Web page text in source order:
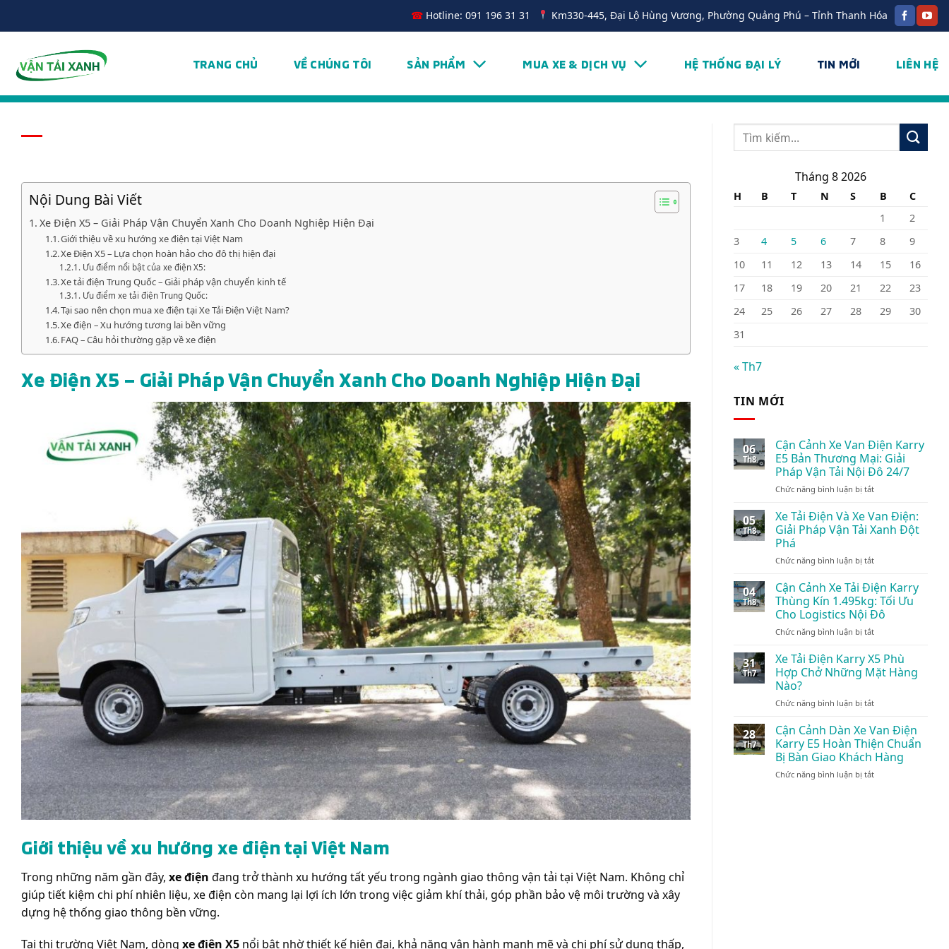
dung
☎Hotline: 091 196 31 31 Km330-445, Đại Lộ Hùng Vương, Phường Quảng Phú – Tỉnh Thanh Hóa
TRANG CHỦ VỀ CHÚNG TÔI SẢN PHẨM MUA XE & DỊCH VỤ HỆ THỐNG ĐẠI LÝ TIN MỚI LIÊN HỆ
Nội Dung Bài Viết
Xe Điện X5 – Giải Pháp Vận Chuyển Xanh Cho Doanh Nghiệp Hiện Đại
Giới thiệu về xu hướng xe điện tại Việt Nam
Xe Điện X5 – Lựa chọn hoàn hảo cho đô thị hiện đại
Ưu điểm nổi bật của xe điện X5:
Xe tải điện Trung Quốc – Giải pháp vận chuyển kinh tế
Ưu điểm xe tải điện Trung Quốc:
Tại sao nên chọn mua xe điện tại Xe Tải Điện Việt Nam?
Xe điện – Xu hướng tương lai bền vững
FAQ – Câu hỏi thường gặp về xe điện
Xe Điện X5 – Giải Pháp Vận Chuyển Xanh Cho Doanh Nghiệp Hiện Đại
Giới thiệu về xu hướng xe điện tại Việt Nam
Trong những năm gần đây, xe điện đang trở thành xu hướng tất yếu trong ngành giao thông vận tải tại Việt Nam. Không chỉ
giúp tiết kiệm chi phí nhiên liệu, xe điện còn mang lại lợi ích lớn trong việc giảm khí thải, góp phần bảo vệ môi trường và xây
dựng hệ thống giao thông bền vững.
Tại thị trường Việt Nam, dòng xe điện X5 nổi bật nhờ thiết kế hiện đại, khả năng vận hành mạnh mẽ và chi phí sử dụng thấp,
Tháng 8 2026
H B T N S B
C
1
2
3
4 5 6 7 8
9
10
11 12 13 14 15
16
17
18 19 20 21 22
23
24
25 26 27 28 29
30
31
« Th7
TIN MỚI
06
Th8
Cận Cảnh Xe Van Điện Karry
E5 Bản Thương Mại: Giải
Pháp Vận Tải Nội Đô 24/7
Chức năng bình luận bị tắtở
Cảnh
Xe
Van
Karry
Bản
Thương
Mại:
Giải
Pháp
Tải
Nội
Đô
05
Th8
Xe Tải Điện Và Xe Van Điện:
Giải Pháp Vận Tải Xanh Đột
Phá
Chức năng bình luận bị tắtở
Tải
Điện
Và
Xe
Van
Giải
Pháp
Vận
Xanh
Phá
04
Th8
Cận Cảnh Xe Tải Điện Karry
Thùng Kín 1.495kg: Tối Ưu
Cho Logistics Nội Đô
Chức năng bình luận bị tắtở
Cảnh
Xe
Tải
Karry
Kín
1.495kg:
Tối
Ưu
Cho
31
Th7
Xe Tải Điện Karry X5 Phù
Hợp Chở Những Mặt Hàng
Nào?
Chức năng bình luận bị tắtở
Tải
Điện
Karry
X5
Phù
28
Th7
Cận Cảnh Dàn Xe Van Điện
Karry E5 Hoàn Thiện Chuẩn
Bị Bàn Giao Khách Hàng
Chức năng bình luận bị tắtở